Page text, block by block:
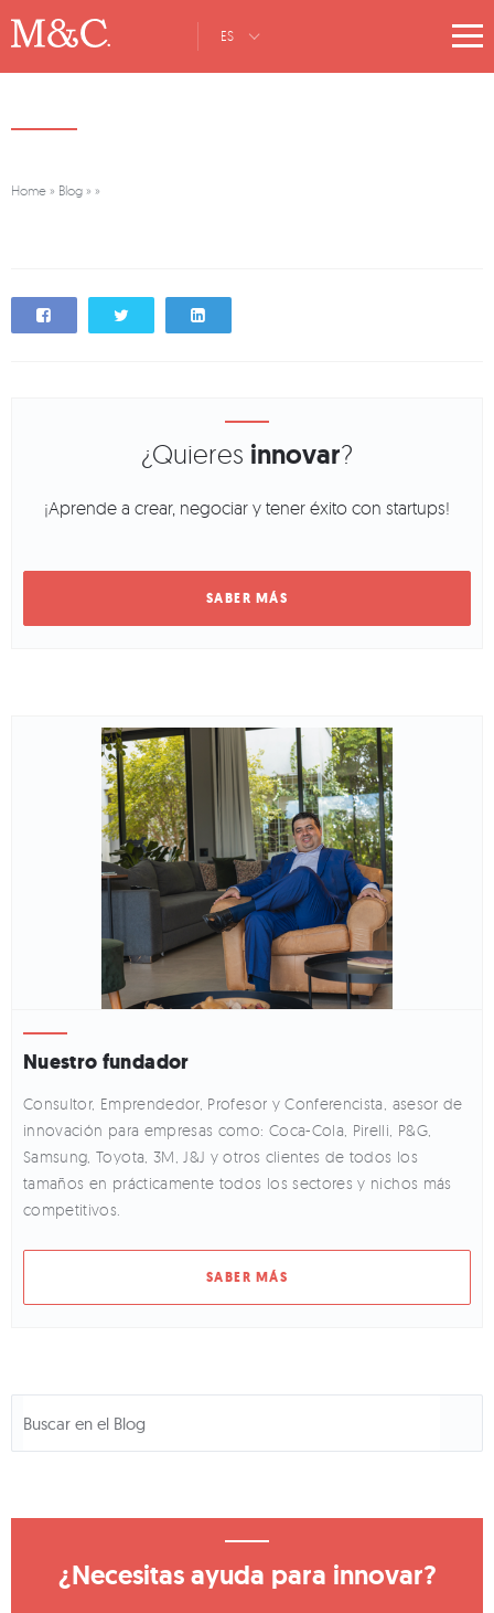
ES
Home » Blog » »
¿Quieres innovar?
¡Aprende a crear, negociar y tener éxito con startups!
Nuestro fundador
Consultor, Emprendedor, Profesor y Conferencista, asesor de
innovación para empresas como: Coca-Cola, Pirelli, P&G,
Samsung, Toyota, 3M, J&J y otros clientes de todos los
tamaños en prácticamente todos los sectores y nichos más
competitivos.
SABER MÁS
¿Necesitas ayuda para innovar?